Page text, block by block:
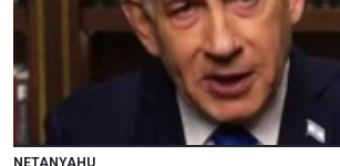
NETANYAHU